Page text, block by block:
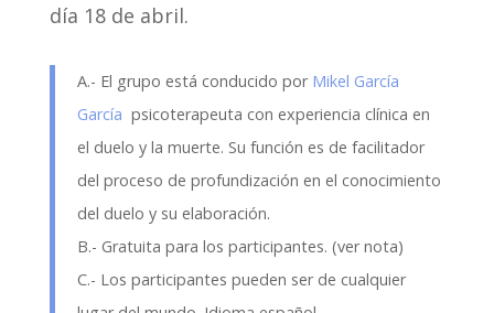
día 18 de abril.
A.- El grupo está conducido por Mikel García
García psicoterapeuta con experiencia clínica en
el duelo y la muerte. Su función es de facilitador
del proceso de profundización en el conocimiento
del duelo y su elaboración.
B.- Gratuita para los participantes. (ver nota)
C.- Los participantes pueden ser de cualquier